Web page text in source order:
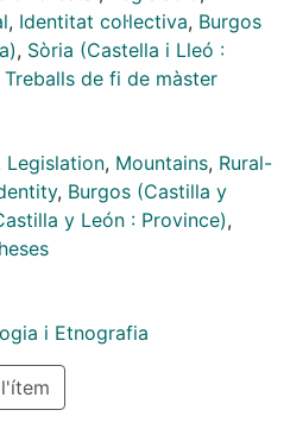
y respeto de los
de la sierra.
, Identitat col·lectiva, Burgos
, Sòria (Castella i Lleó :
Treballs de fi de màster
Legislation, Mountains, Rural-
, Burgos (Castilla y
y León : Province),
i Etnografia